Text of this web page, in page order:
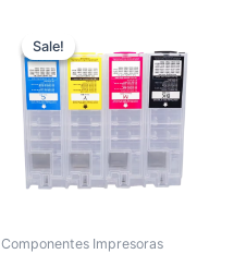
Sale!
Sale!
Componentes Impresoras
was:
S/ 180.00.
is:
S/ 140.00.